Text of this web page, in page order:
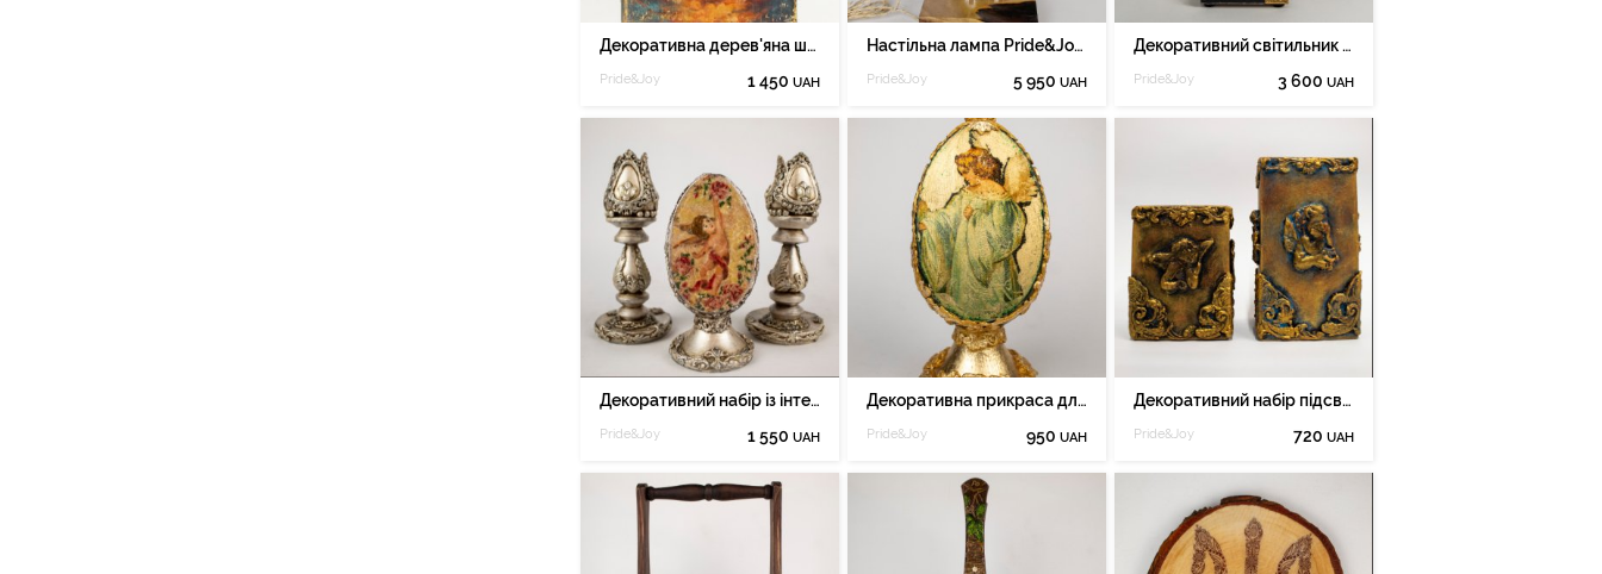
Декоративна дерев'яна шкатулка-книга "Вовк"
Pride&Joy 1 450 UAH
Настільна лампа Pride&Joy industrial із автозапчастин 15LI
Pride&Joy 5 950 UAH
Декоративний світильник Pride&Joy Маяк
Pride&Joy 3 600 UAH
Декоративний набір із інтер'єрної прикраси та підсвічників
Pride&Joy 1 550 UAH
Декоративна прикраса для дому "Янгол"
Pride&Joy 950 UAH
Декоративний набір підсвічників "Янголи" 03dec
Pride&Joy 720 UAH